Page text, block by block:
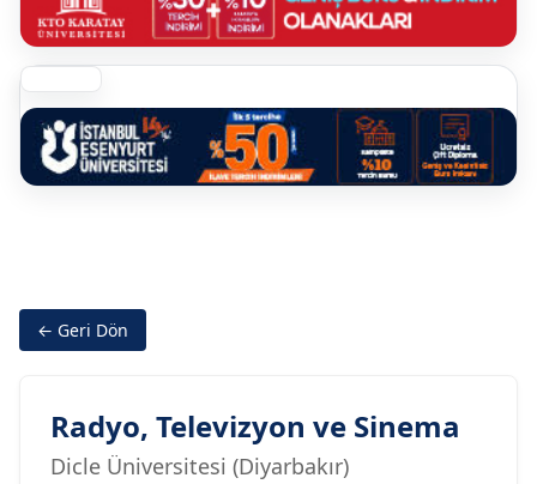
← Geri Dön
Radyo, Televizyon ve Sinema
Dicle Üniversitesi (Diyarbakır)